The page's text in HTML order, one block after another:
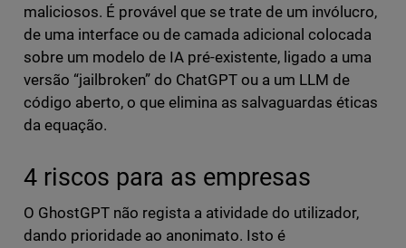
maliciosos. É provável que se trate de um invólucro,
de uma interface ou de camada adicional colocada
sobre um modelo de IA pré-existente, ligado a uma
versão “jailbroken” do ChatGPT ou a um LLM de
código aberto, o que elimina as salvaguardas éticas
da equação.
4 riscos para as empresas
O GhostGPT não regista a atividade do utilizador,
dando prioridade ao anonimato. Isto é